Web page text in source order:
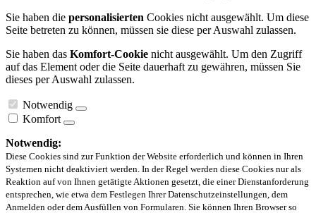
Sie haben die personalisierten Cookies nicht ausgewählt. Um diese
Seite betreten zu können, müssen sie diese per Auswahl zulassen.
Sie haben das Komfort-Cookie nicht ausgewählt. Um den Zugriff
auf das Element oder die Seite dauerhaft zu gewähren, müssen Sie
dieses per Auswahl zulassen.
Notwendig
Komfort
Notwendig:
Diese Cookies sind zur Funktion der Website erforderlich und können in Ihren
Systemen nicht deaktiviert werden. In der Regel werden diese Cookies nur als
Reaktion auf von Ihnen getätigte Aktionen gesetzt, die einer Dienstanforderung
entsprechen, wie etwa dem Festlegen Ihrer Datenschutzeinstellungen, dem
Anmelden oder dem Ausfüllen von Formularen. Sie können Ihren Browser so